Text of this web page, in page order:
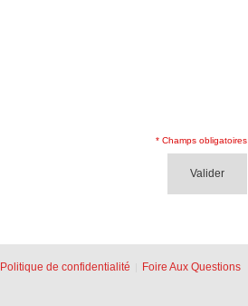
* Champs obligatoires
Valider
Politique de confidentialité Foire Aux Questions